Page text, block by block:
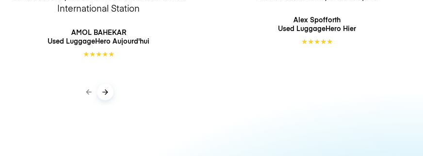
International Station
AMOL BAHEKAR
Used LuggageHero Aujourd'hui
★★★★★
Alex Spofforth
Used LuggageHero Hier
★★★★★